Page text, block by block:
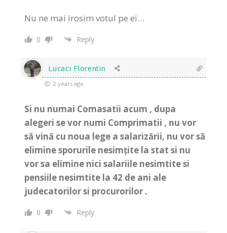
Nu ne mai irosim votul pe ei…
0 Reply
Lucaci Florentin
2 years ago
Si nu numai Comasatii acum , dupa
alegeri se vor numi Comprimatii , nu vor
să vină cu noua lege a salarizării, nu vor să
elimine sporurile nesimțite la stat si nu
vor sa elimine nici salariile nesimtite si
pensiile nesimtite la 42 de ani ale
judecatorilor si procurorilor .
0 Reply